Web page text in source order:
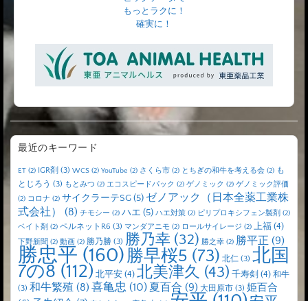
もっとラクに！
確実に！
最近のキーワード
ET (2) IGR剤 (3) WCS (2) YouTube (2) さくら市 (2) とちぎの和牛を考える会 (2) も
とじろう (3) もとみつ (2) エコスピードパック (2) ゲノミック (2) ゲノミック評価
(2) コロナ (2) サイクラーテSG(5) ゼノアック（日本全薬工業株
式会社）
(8) チモシー (2) ハエ (5) ハエ対策 (2) ピリプロキシフェン製剤 (2)
ベイト剤 (2) ペルネットR6 (3) マンダアニモ (2) ロールサイレージ (2) 上福 (4)
下野新聞 (2) 動画 (2) 勝乃勝 (3) 勝乃幸 (32) 勝之幸 (2) 勝平正 (9)
勝忠平 (160)勝早桜5 (73) 北仁 (3) 北国
7の8 (112) 北平安 (4) 北美津久 (43) 千寿剣 (4) 和牛
(3) 和牛繁殖 (8) 喜亀忠 (10) 夏百合 (9) 大田原市 (3) 姫百合